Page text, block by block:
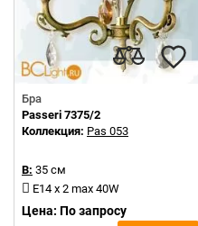
Бра
Passeri 7375/2
Коллекция: Pas 053
В: 35 см
E14 x 2 max 40W
Цена: По запросу